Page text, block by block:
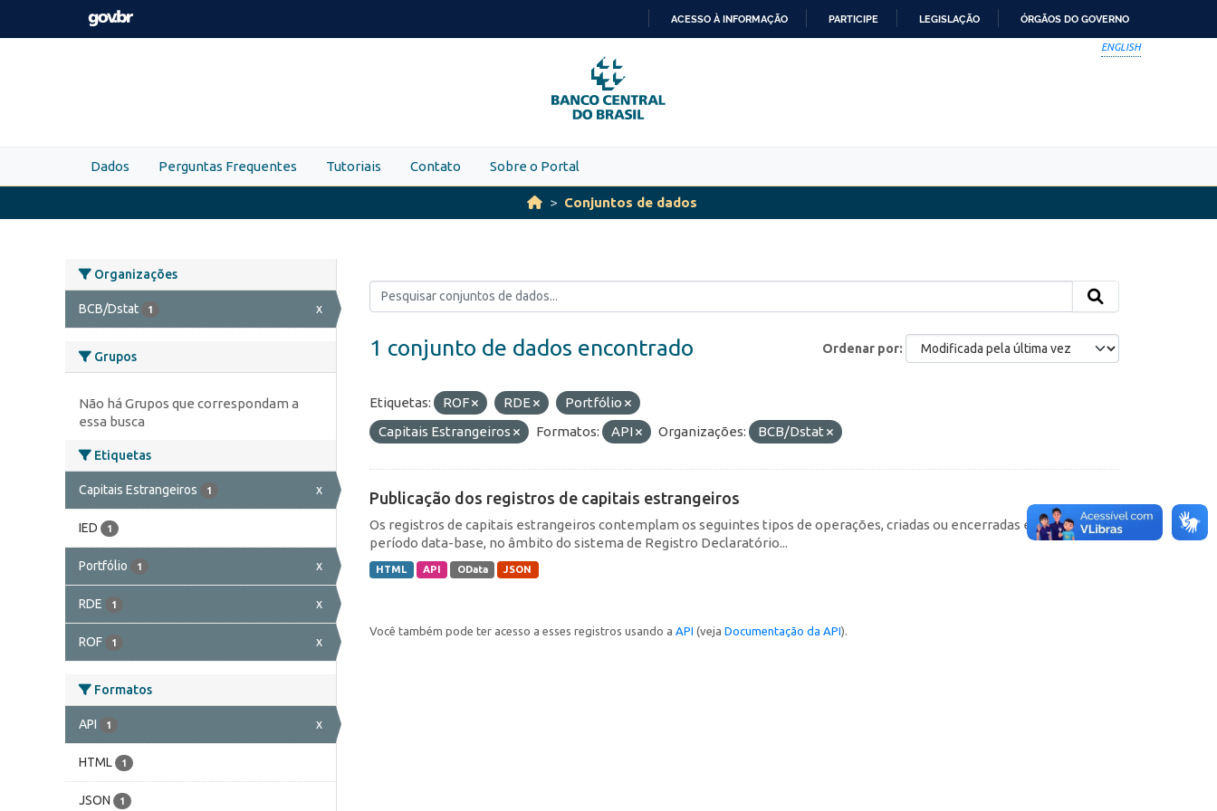
Skip to main content
PARA
O
CONTEÚDO
ACESSO À INFORMAÇÃO PARTICIPE LEGISLAÇÃO ÓRGÃOS DO GOVERNO
ENGLISH
Dados Perguntas Frequentes Tutoriais Contato Sobre o Portal
Conjuntos de dados
Organizações
BCB/Dstat 1 x
Grupos
Não há Grupos que correspondam a
essa busca
Etiquetas
Capitais Estrangeiros 1 x
IED 1
Portfólio 1 x
RDE 1 x
ROF 1 x
Formatos
API 1 x
HTML 1
JSON 1
Ordenar por
1 conjunto de dados encontrado
Etiquetas: ROF RDE
Portfólio
Capitais Estrangeiros
Formatos: API Organizações: BCB/Dstat
Publicação dos registros de capitais estrangeiros
Os registros de capitais estrangeiros contemplam os seguintes tipos de operações, criadas ou encerradas em cada
período data-base, no âmbito do sistema de Registro Declaratório...
HTML API OData JSON
Você também pode ter acesso a esses registros usando a API (veja Documentação da API).